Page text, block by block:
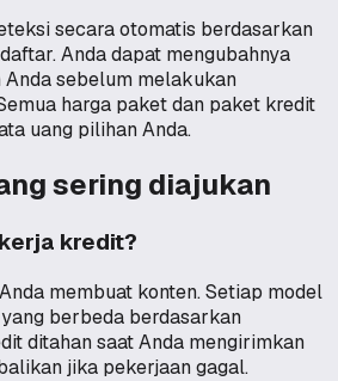
secara otomatis berdasarkan
Anda dapat mengubahnya
sebelum melakukan
harga paket dan paket kredit
uang pilihan Anda.
sering diajukan
kredit?
membuat konten. Setiap model
berbeda berdasarkan
ditahan saat Anda mengirimkan
jika pekerjaan gagal.